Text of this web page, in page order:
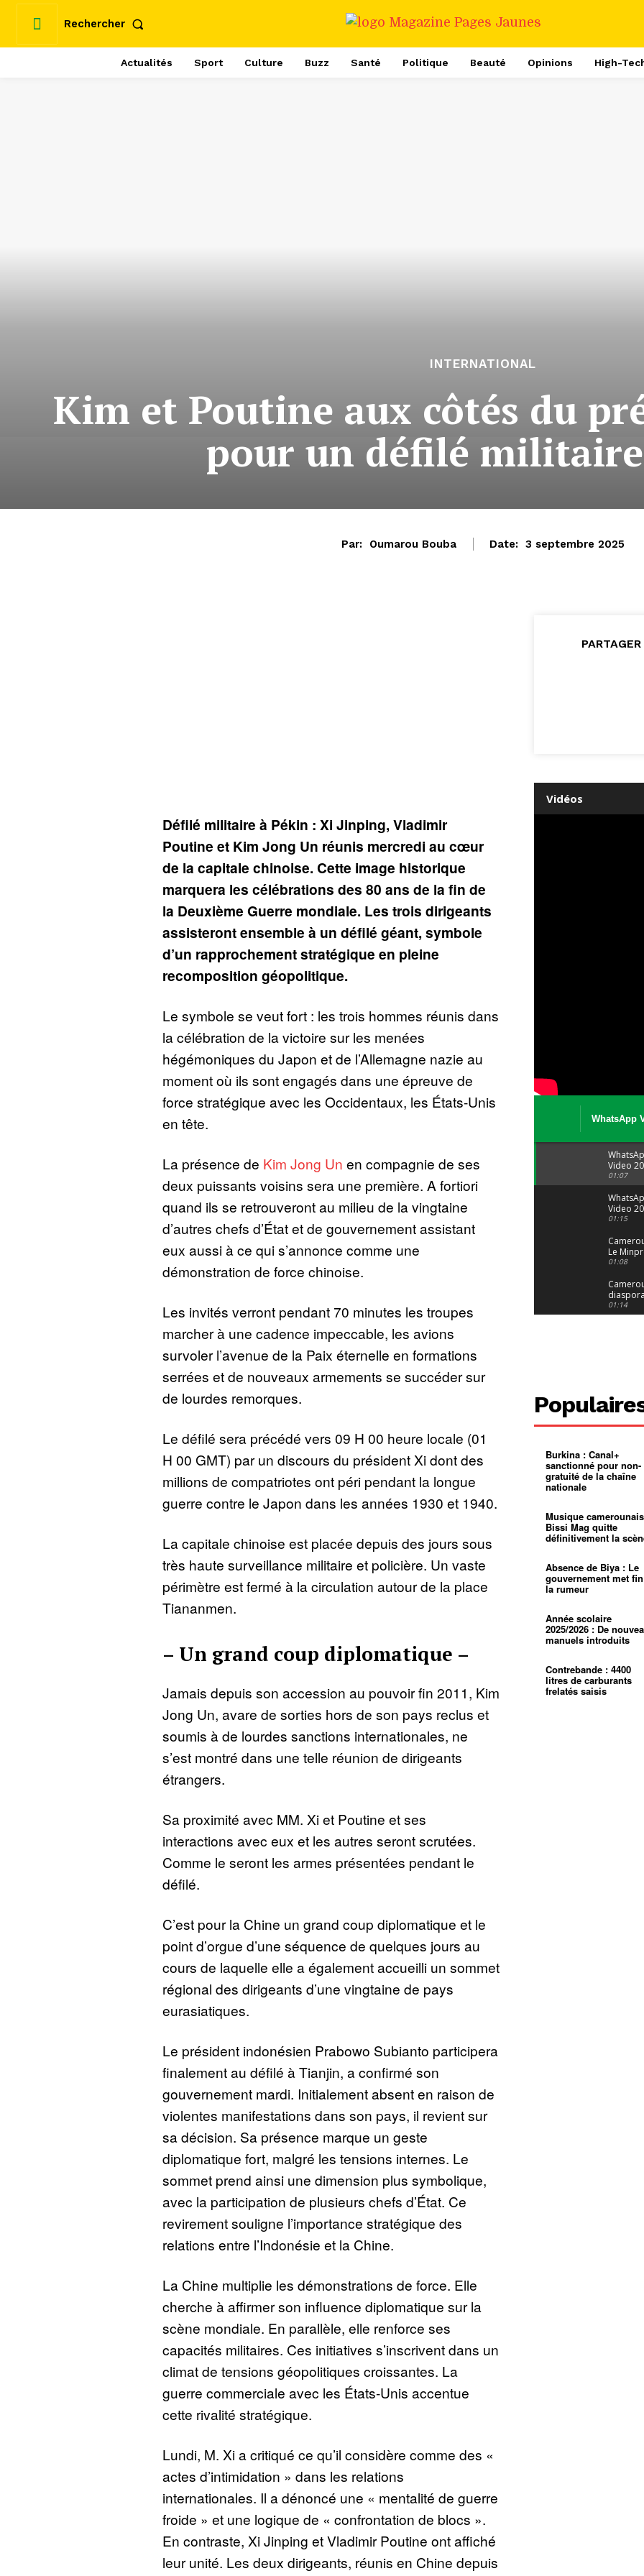
Rechercher
Actualités Sport Culture Buzz Santé Politique Beauté Opinions High-
INTERNATIONAL
Kim et Poutine aux côtés du
pour un défilé
Par: Oumarou Bouba Date: 3 septembre 2025
Défilé militaire à Pékin : Xi Jinping, Vladimir
Poutine et Kim Jong Un réunis mercredi au cœur
de la capitale chinoise. Cette image historique
marquera les célébrations des 80 ans de la fin de
la Deuxième Guerre mondiale. Les trois dirigeants
assisteront ensemble à un défilé géant, symbole
d’un rapprochement stratégique en pleine
recomposition géopolitique.
Le symbole se veut fort : les trois hommes réunis dans
la célébration de la victoire sur les menées
hégémoniques du Japon et de l’Allemagne nazie au
moment où ils sont engagés dans une épreuve de
force stratégique avec les Occidentaux, les États-Unis
en tête.
La présence de Kim Jong Un en compagnie de ses
deux puissants voisins sera une première. A fortiori
quand ils se retrouveront au milieu de la vingtaine
d’autres chefs d’État et de gouvernement assistant
eux aussi à ce qui s’annonce comme une
démonstration de force chinoise.
Les invités verront pendant 70 minutes les troupes
marcher à une cadence impeccable, les avions
survoler l’avenue de la Paix éternelle en formations
serrées et de nouveaux armements se succéder sur
de lourdes remorques.
Le défilé sera précédé vers 09 H 00 heure locale (01
H 00 GMT) par un discours du président Xi dont des
millions de compatriotes ont péri pendant la longue
guerre contre le Japon dans les années 1930 et 1940.
La capitale chinoise est placée depuis des jours sous
très haute surveillance militaire et policière. Un vaste
périmètre est fermé à la circulation autour de la place
Tiananmen.
– Un grand coup diplomatique –
Jamais depuis son accession au pouvoir fin 2011, Kim
Jong Un, avare de sorties hors de son pays reclus et
soumis à de lourdes sanctions internationales, ne
s’est montré dans une telle réunion de dirigeants
étrangers.
Sa proximité avec MM. Xi et Poutine et ses
interactions avec eux et les autres seront scrutées.
Comme le seront les armes présentées pendant le
défilé.
C’est pour la Chine un grand coup diplomatique et le
point d’orgue d’une séquence de quelques jours au
cours de laquelle elle a également accueilli un sommet
régional des dirigeants d’une vingtaine de pays
eurasiatiques.
Le président indonésien Prabowo Subianto participera
finalement au défilé à Tianjin, a confirmé son
gouvernement mardi. Initialement absent en raison de
violentes manifestations dans son pays, il revient sur
sa décision. Sa présence marque un geste
diplomatique fort, malgré les tensions internes. Le
sommet prend ainsi une dimension plus symbolique,
avec la participation de plusieurs chefs d’État. Ce
revirement souligne l’importance stratégique des
relations entre l’Indonésie et la Chine.
La Chine multiplie les démonstrations de force. Elle
cherche à affirmer son influence diplomatique sur la
scène mondiale. En parallèle, elle renforce ses
capacités militaires. Ces initiatives s’inscrivent dans un
climat de tensions géopolitiques croissantes. La
guerre commerciale avec les États-Unis accentue
cette rivalité stratégique.
Lundi, M. Xi a critiqué ce qu’il considère comme des «
actes d’intimidation » dans les relations
internationales. Il a dénoncé une « mentalité de guerre
froide » et une logique de « confrontation de blocs ».
En contraste, Xi Jinping et Vladimir Poutine ont affiché
leur unité. Les deux dirigeants, réunis en Chine depuis
Vidéos
WhatsApp
Video
04 at 15
01:07
Video
29 at 12
01:15
Le
alerte
jeunes
01:08
suivra-t-
l’appel
01:14
400 000
pasteur
L’État
d’or
Entre
mentale
01:12
à
mettra-
au
01:12
Alexis
Mouelle
dernier
voyage
01:22
Burkina : Canal+
sanctionné pour non-
gratuité de la chaîne
nationale
Musique
Bissi Mag quitte
définitivement la
Absence de Biya : Le
gouvernement met
la rumeur
Année scolaire
2025/2026 : De
manuels introduits
Contrebande : 4400
litres de carburants
frelatés saisis